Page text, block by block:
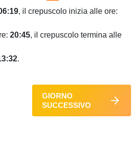
, il crepuscolo inizia alle ore:
20:45, il crepuscolo termina alle
.
GIORNO
SUCCESSIVO